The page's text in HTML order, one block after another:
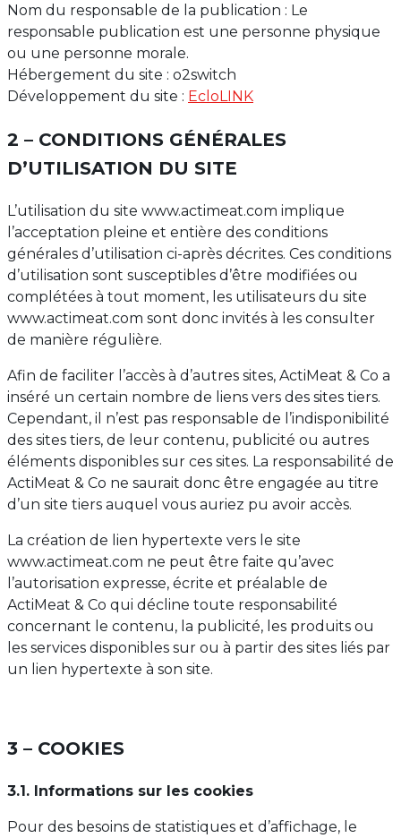
Nom du responsable de la publication : Le
responsable publication est une personne physique
ou une personne morale.
Hébergement du site : o2switch
Développement du site : EcloLINK
2 – CONDITIONS GÉNÉRALES
D’UTILISATION DU SITE
L’utilisation du site www.actimeat.com implique
l’acceptation pleine et entière des conditions
générales d’utilisation ci-après décrites. Ces conditions
d’utilisation sont susceptibles d’être modifiées ou
complétées à tout moment, les utilisateurs du site
www.actimeat.com sont donc invités à les consulter
de manière régulière.
Afin de faciliter l’accès à d’autres sites, ActiMeat & Co a
inséré un certain nombre de liens vers des sites tiers.
Cependant, il n’est pas responsable de l’indisponibilité
des sites tiers, de leur contenu, publicité ou autres
éléments disponibles sur ces sites. La responsabilité de
ActiMeat & Co ne saurait donc être engagée au titre
d’un site tiers auquel vous auriez pu avoir accès.
La création de lien hypertexte vers le site
www.actimeat.com ne peut être faite qu’avec
l’autorisation expresse, écrite et préalable de
ActiMeat & Co qui décline toute responsabilité
concernant le contenu, la publicité, les produits ou
les services disponibles sur ou à partir des sites liés par
un lien hypertexte à son site.
3 – COOKIES
3.1. Informations sur les cookies
Pour des besoins de statistiques et d’affichage, le